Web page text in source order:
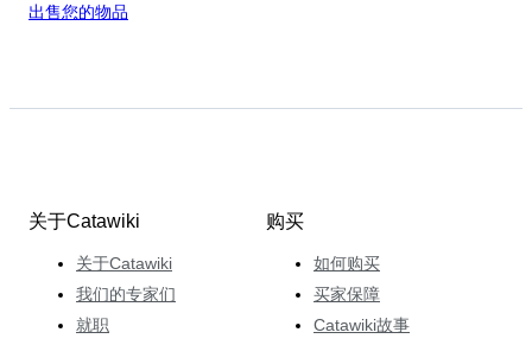
出售您的物品
关于Catawiki
关于Catawiki
我们的专家们
就职
购买
如何购买
买家保障
Catawiki故事